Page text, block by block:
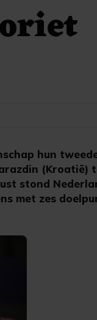
hun
(Kroatië)
stond
met zes